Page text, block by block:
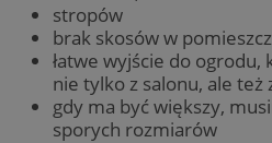
stropów
brak skosów w
łatwe wyjście do
nie tylko z salonu, ale
gdy ma być większy,
sporych rozmiarów